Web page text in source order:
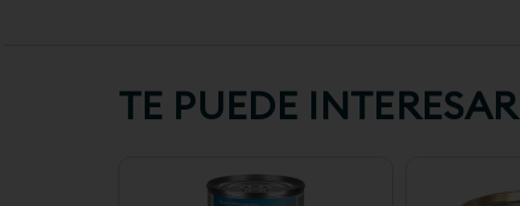
TE PUEDE INTERESAR